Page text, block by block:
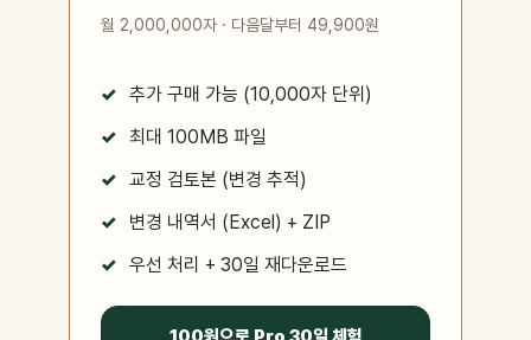
월 2,000,000자 · 다음달부터 49,900원
추가 구매 가능 (10,000자 단위)
최대 100MB 파일
교정 검토본 (변경 추적)
변경 내역서 (Excel) + ZIP
우선 처리 + 30일 재다운로드